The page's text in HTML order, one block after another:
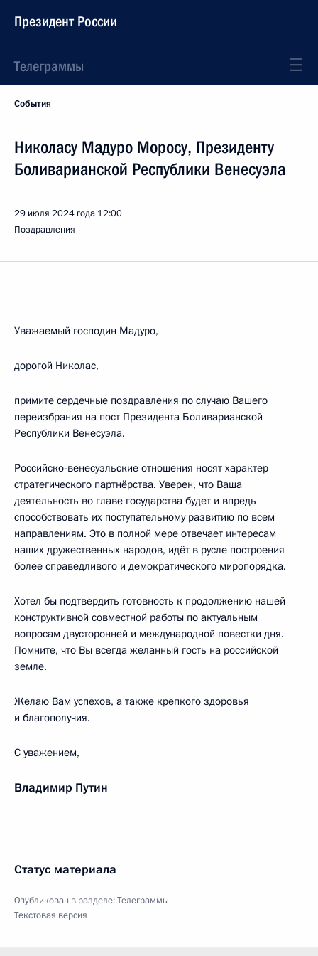
Президент России
Телеграммы
События
Николасу Мадуро Моросу, Президенту
Боливарианской Республики Венесуэла
29 июля 2024 года 12:00
Поздравления
Уважаемый господин Мадуро,
дорогой Николас,
примите сердечные поздравления по случаю Вашего
переизбрания на пост Президента Боливарианской
Республики Венесуэла.
Российско-венесуэльские отношения носят характер
стратегического партнёрства. Уверен, что Ваша
деятельность во главе государства будет и впредь
способствовать их поступательному развитию по всем
направлениям. Это в полной мере отвечает интересам
наших дружественных народов, идёт в русле построения
более справедливого и демократического миропорядка.
Хотел бы подтвердить готовность к продолжению нашей
конструктивной совместной работы по актуальным
вопросам двусторонней и международной повестки дня.
Помните, что Вы всегда желанный гость на российской
земле.
Желаю Вам успехов, а также крепкого здоровья
и благополучия.
С уважением,
Владимир Путин
Статус материала
Опубликован в разделе:Телеграммы
Текстовая версия